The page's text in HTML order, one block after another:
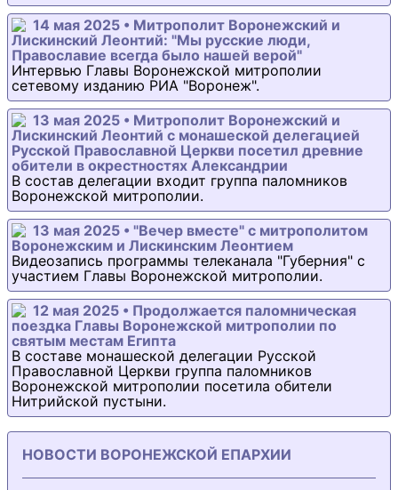
14 мая 2025 • Митрополит Воронежский и
Лискинский Леонтий: "Мы русские люди,
Православие всегда было нашей верой"
Интервью Главы Воронежской митрополии
сетевому изданию РИА "Воронеж".
13 мая 2025 • Митрополит Воронежский и
Лискинский Леонтий с монашеской делегацией
Русской Православной Церкви посетил древние
обители в окрестностях Александрии
В состав делегации входит группа паломников
Воронежской митрополии.
13 мая 2025 • "Вечер вместе" с митрополитом
Воронежским и Лискинским Леонтием
Видеозапись программы телеканала "Губерния" с
участием Главы Воронежской митрополии.
12 мая 2025 • Продолжается паломническая
поездка Главы Воронежской митрополии по
святым местам Египта
В составе монашеской делегации Русской
Православной Церкви группа паломников
Воронежской митрополии посетила обители
Нитрийской пустыни.
НОВОСТИ ВОРОНЕЖСКОЙ ЕПАРХИИ